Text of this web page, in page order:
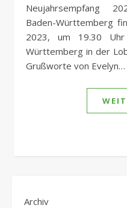
Neujahrsempfang
Baden-Württemberg
2023, um 19.30
Württemberg in der
Grußworte von Evelyn…
Archiv